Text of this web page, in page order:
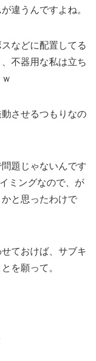
違うんですよね。
などに配置してる
不器用な私は立ち
させるつもりなの
題じゃないんです
ミングなので、が
と思ったわけで
ておけば、サブキ
を願って。